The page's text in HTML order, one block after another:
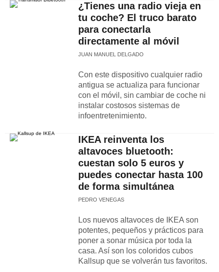
¿Tienes una radio vieja en
tu coche? El truco barato
para conectarla
directamente al móvil
JUAN MANUEL DELGADO
Con este dispositivo cualquier radio
antigua se actualiza para funcionar
con el móvil, sin cambiar de coche ni
instalar costosos sistemas de
infoentretenimiento.
IKEA reinventa los
altavoces bluetooth:
cuestan solo 5 euros y
puedes conectar hasta 100
de forma simultánea
PEDRO VENEGAS
Los nuevos altavoces de IKEA son
potentes, pequeños y prácticos para
poner a sonar música por toda la
casa. Así son los coloridos cubos
Kallsup que se volverán tus favoritos.